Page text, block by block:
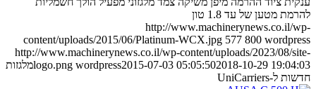
להרמת מטען של עד 1.8 טון
http://www.machinerynews.co.il/wp-
content/uploads/2015/06/Platinum-WCX.jpg 577 800 wordpress
http://www.machinerynews.co.il/wp-content/uploads/2023/08/site-
logo.png wordpress2015-07-03 05:05:502018-10-29 19:04:03
מלגזות
חדשות ל-UniCarriers